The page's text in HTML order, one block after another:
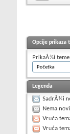
Opcije prikaza
PrikaÅ¾i
Legenda
SadrÅ¾i
Nema
Vruća
Vruća